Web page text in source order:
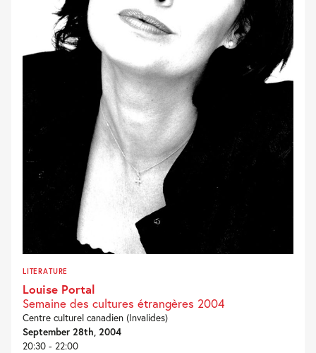
LITERATURE
Louise Portal
Semaine des cultures étrangères 2004
Centre culturel canadien (Invalides)
September 28th, 2004
20:30 - 22:00